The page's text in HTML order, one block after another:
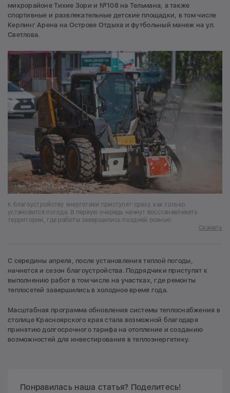
микрорайоне Тихие Зори и №108 на Тельмана, а также
спортивные и развлекательные детские площадки, в том числе
Керлинг Арена на Острове Отдыха и футбольный манеж на ул.
Светлова.
К благоустройству энергетики приступят сразу, как только
установится погода. В первую очередь начнут восстанавливать
территории, где работы завершились поздней осенью
Скачать
С середины апреля, после установления теплой погоды,
начнется и сезон благоустройства. Подрядчики приступят к
выполнению работ в том числе на участках, где ремонты
теплосетей завершились в холодное время года.
Масштабная программа обновления системы теплоснабжения в
столице Красноярского края стала возможной благодаря
принятию долгосрочного тарифа на отопление и созданию
возможностей для инвестирования в теплоэнергетику.
Понравилась наша статья? Поделитесь!